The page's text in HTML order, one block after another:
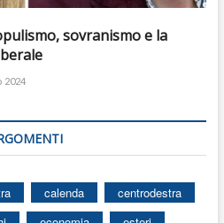
sovranismo e la
2024
calenda
centrodestra